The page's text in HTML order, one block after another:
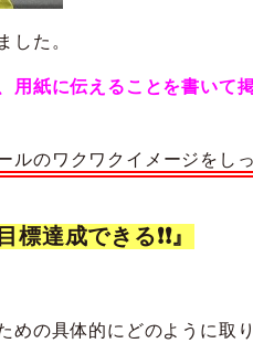
た。
紙に伝えることを書いて
ルのワクワクイメージをし
達成できる❗❗』
の具体的にどのように取